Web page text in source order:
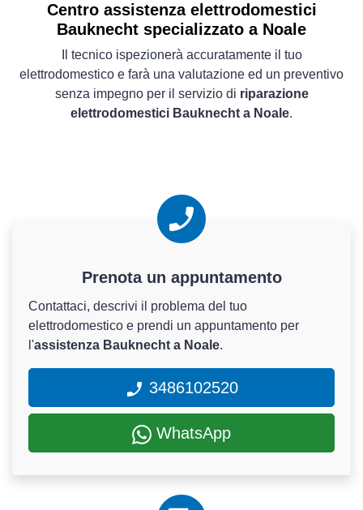
Centro assistenza elettrodomestici
Bauknecht specializzato a Noale
Il tecnico ispezionerà accuratamente il tuo
elettrodomestico e farà una valutazione ed un preventivo
senza impegno per il servizio di riparazione
elettrodomestici Bauknecht a Noale.
Prenota un appuntamento
Contattaci, descrivi il problema del tuo
elettrodomestico e prendi un appuntamento per
l'assistenza Bauknecht a Noale.
3486102520
WhatsApp